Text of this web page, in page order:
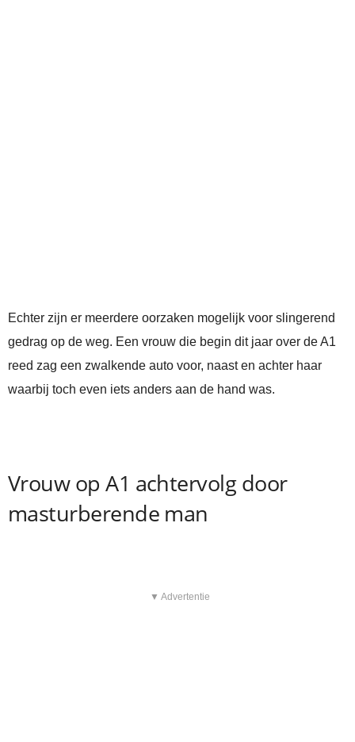
Echter zijn er meerdere oorzaken mogelijk voor slingerend
gedrag op de weg. Een vrouw die begin dit jaar over de A1
reed zag een zwalkende auto voor, naast en achter haar
waarbij toch even iets anders aan de hand was.
Vrouw op A1 achtervolg door
masturberende man
▼ Advertentie